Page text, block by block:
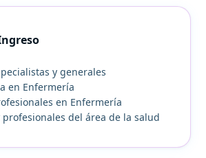
y generales
en Enfermería
en Enfermería
profesionales del área de la salud